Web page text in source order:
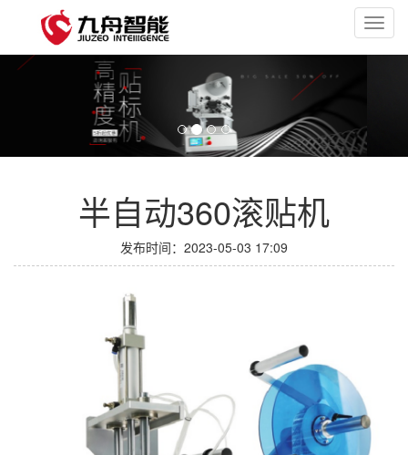
半自动360滚贴机
发布时间：2023-05-03 17:09